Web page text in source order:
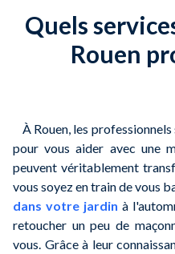
Quels
Rouen
À Rouen, les professionnels
pour vous aider avec une
peuvent véritablement
vous soyez en train de vous
dans votre jardin à
retoucher un peu de
vous. Grâce à leur